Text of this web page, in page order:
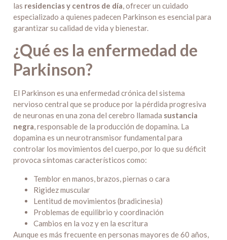
las residencias y centros de día, ofrecer un cuidado
especializado a quienes padecen Parkinson es esencial para
garantizar su calidad de vida y bienestar.
¿Qué es la enfermedad de
Parkinson?
El Parkinson es una enfermedad crónica del sistema
nervioso central que se produce por la pérdida progresiva
de neuronas en una zona del cerebro llamada sustancia
negra, responsable de la producción de dopamina. La
dopamina es un neurotransmisor fundamental para
controlar los movimientos del cuerpo, por lo que su déficit
provoca síntomas característicos como:
Temblor en manos, brazos, piernas o cara
Rigidez muscular
Lentitud de movimientos (bradicinesia)
Problemas de equilibrio y coordinación
Cambios en la voz y en la escritura
Aunque es más frecuente en personas mayores de 60 años,